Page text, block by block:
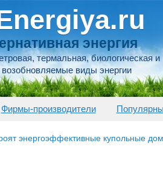
энергия
термальная, биологическая и
возобновляемые виды энергии
Фирмы-производители
энергоэффективные купольные